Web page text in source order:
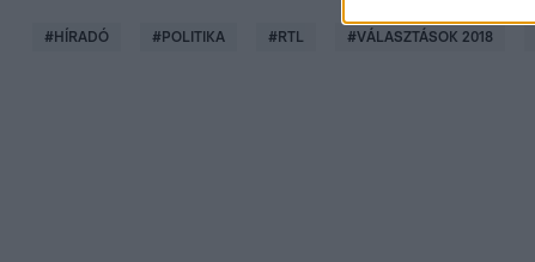
#HÍRADÓ #POLITIKA #RTL #VÁLASZTÁSOK 2018